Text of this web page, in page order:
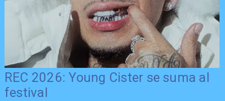
REC 2026: Young Cister se suma al
festival